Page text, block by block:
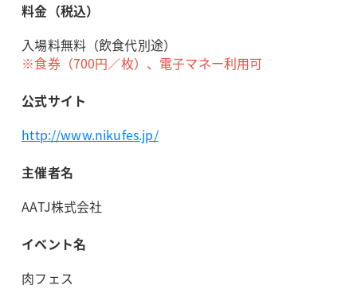
料金（税込）
入場料無料（飲食代別途）
※食券（700円／枚）、電子マネー利用可
公式サイト
http://www.nikufes.jp/
主催者名
AATJ株式会社
イベント名
肉フェス